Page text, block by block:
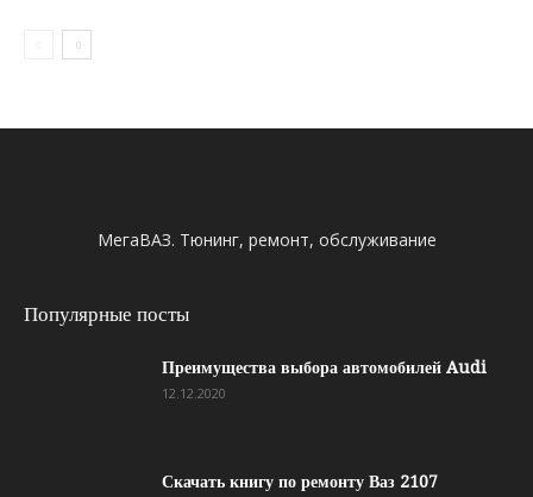
МегаВАЗ. Тюнинг, ремонт, обслуживание
Популярные посты
Преимущества выбора автомобилей Audi
12.12.2020
Скачать книгу по ремонту Ваз 2107